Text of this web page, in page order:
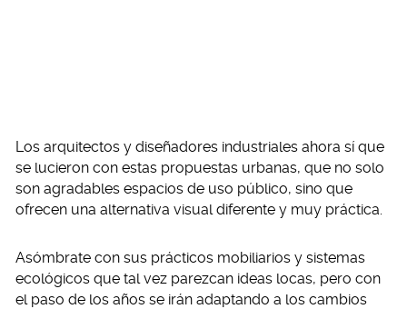
Los arquitectos y diseñadores industriales ahora sí que
se lucieron con estas propuestas urbanas, que no solo
son agradables espacios de uso público, sino que
ofrecen una alternativa visual diferente y muy práctica.
Asómbrate con sus prácticos mobiliarios y sistemas
ecológicos que tal vez parezcan ideas locas, pero con
el paso de los años se irán adaptando a los cambios